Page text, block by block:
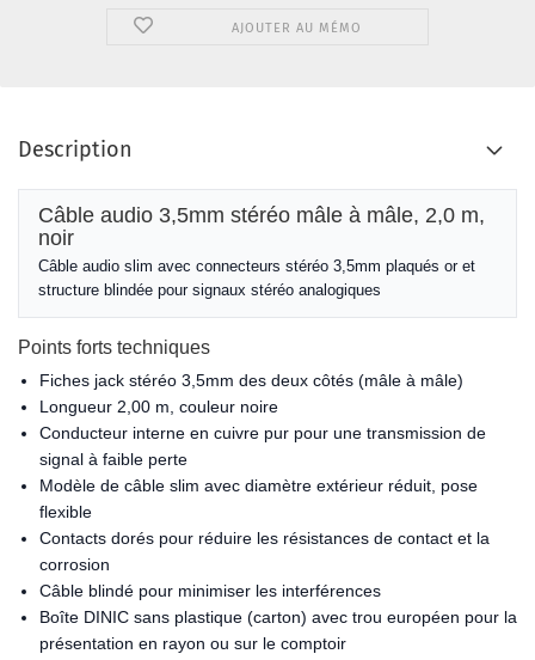
AJOUTER AU MÉMO
Description
Câble audio 3,5mm stéréo mâle à mâle, 2,0 m,
noir
Câble audio slim avec connecteurs stéréo 3,5mm plaqués or et
structure blindée pour signaux stéréo analogiques
Points forts techniques
Fiches jack stéréo 3,5mm des deux côtés (mâle à mâle)
Longueur 2,00 m, couleur noire
Conducteur interne en cuivre pur pour une transmission de
signal à faible perte
Modèle de câble slim avec diamètre extérieur réduit, pose
flexible
Contacts dorés pour réduire les résistances de contact et la
corrosion
Câble blindé pour minimiser les interférences
Boîte DINIC sans plastique (carton) avec trou européen pour la
présentation en rayon ou sur le comptoir